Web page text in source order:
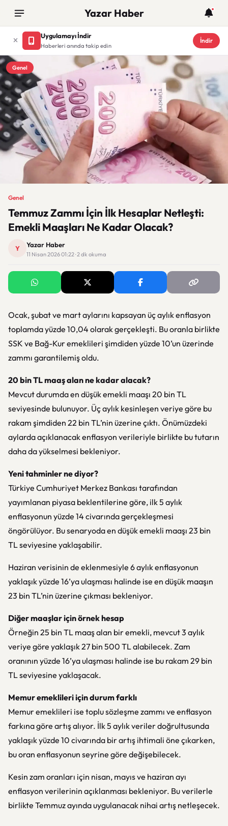
Yazar Haber
Uygulamayı İndir
Haberleri anında takip edin
İndir
Genel
Genel
Temmuz Zammı İçin İlk Hesaplar Netleşti:
Emekli Maaşları Ne Kadar Olacak?
Y Yazar Haber
11 Nisan 2026 01:22 · 2 dk okuma
Ocak, şubat ve mart aylarını kapsayan üç aylık enflasyon
toplamda yüzde 10,04 olarak gerçekleşti. Bu oranla birlikte
SSK ve Bağ-Kur emeklileri şimdiden yüzde 10’un üzerinde
zammı garantilemiş oldu.
20 bin TL maaş alan ne kadar alacak?
Mevcut durumda en düşük emekli maaşı 20 bin TL
seviyesinde bulunuyor. Üç aylık kesinleşen veriye göre bu
rakam şimdiden 22 bin TL’nin üzerine çıktı. Önümüzdeki
aylarda açıklanacak enflasyon verileriyle birlikte bu tutarın
daha da yükselmesi bekleniyor.
Yeni tahminler ne diyor?
Türkiye Cumhuriyet Merkez Bankası tarafından
yayımlanan piyasa beklentilerine göre, ilk 5 aylık
enflasyonun yüzde 14 civarında gerçekleşmesi
öngörülüyor. Bu senaryoda en düşük emekli maaşı 23 bin
TL seviyesine yaklaşabilir.
Haziran verisinin de eklenmesiyle 6 aylık enflasyonun
yaklaşık yüzde 16’ya ulaşması halinde ise en düşük maaşın
23 bin TL’nin üzerine çıkması bekleniyor.
Diğer maaşlar için örnek hesap
Örneğin 25 bin TL maaş alan bir emekli, mevcut 3 aylık
veriye göre yaklaşık 27 bin 500 TL alabilecek. Zam
oranının yüzde 16’ya ulaşması halinde ise bu rakam 29 bin
TL seviyesine yaklaşacak.
Memur emeklileri için durum farklı
Memur emeklileri ise toplu sözleşme zammı ve enflasyon
farkına göre artış alıyor. İlk 5 aylık veriler doğrultusunda
yaklaşık yüzde 10 civarında bir artış ihtimali öne çıkarken,
bu oran enflasyonun seyrine göre değişebilecek.
Kesin zam oranları için nisan, mayıs ve haziran ayı
enflasyon verilerinin açıklanması bekleniyor. Bu verilerle
birlikte Temmuz ayında uygulanacak nihai artış netleşecek.